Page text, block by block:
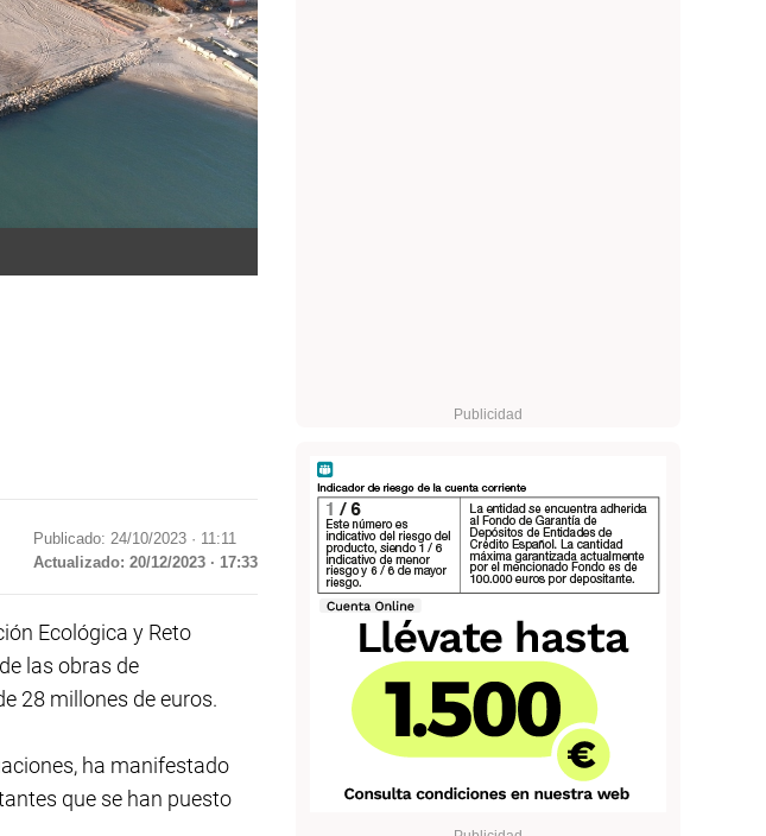
Publicado: 24/10/2023 · 11:11
Actualizado: 20/12/2023 · 17:33
Ecológica y Reto
las obras de
28 millones de euros.
ha manifestado
que se han puesto